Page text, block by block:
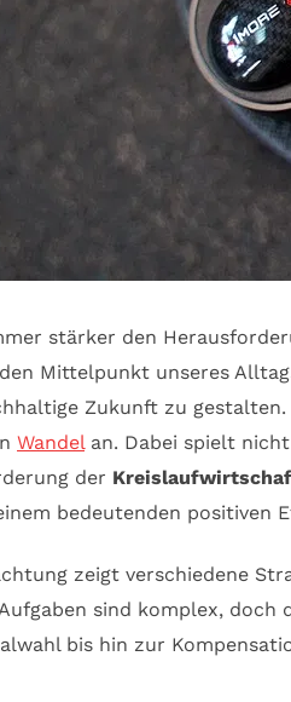
stärker den
Mittelpunkt unseres
Zukunft zu
Wandelan. Dabei spielt
der
bedeutenden positiven
zeigt verschiedene
sind komplex, doch
bis hin zur